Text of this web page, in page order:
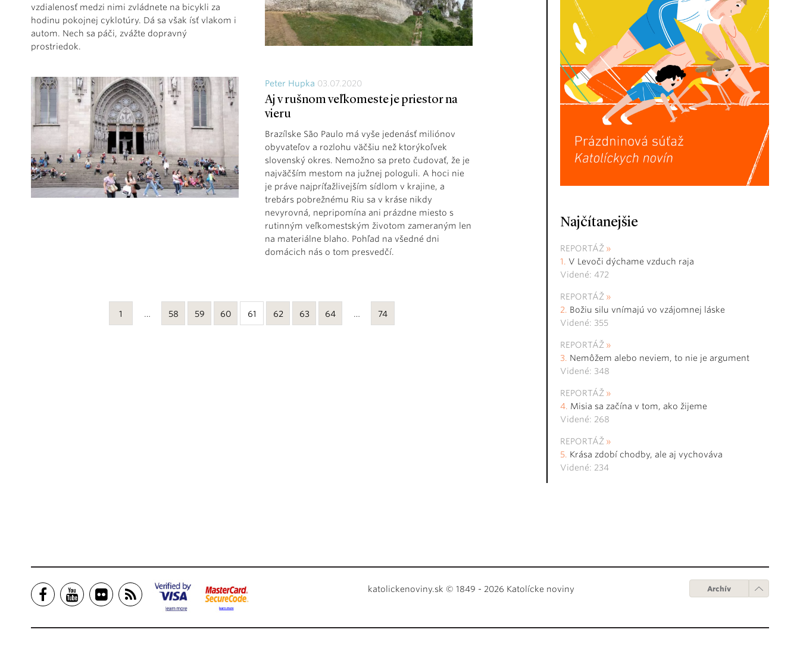
vzdialenosť medzi nimi zvládnete na bicykli za
hodinu pokojnej cyklotúry. Dá sa však ísť vlakom i
autom. Nech sa páči, zvážte dopravný
prostriedok.
Peter Hupka 03.07.2020
Aj v rušnom veľkomeste je priestor na
vieru
Brazílske São Paulo má vyše jedenásť miliónov
obyvateľov a rozlohu väčšiu než ktorýkoľvek
slovenský okres. Nemožno sa preto čudovať, že je
najväčším mestom na južnej pologuli. A hoci nie
je práve najpríťažlivejším sídlom v krajine, a
trebárs pobrežnému Riu sa v kráse nikdy
nevyrovná, nepripomína ani prázdne miesto s
rutinným veľkomestským životom zameraným len
na materiálne blaho. Pohľad na všedné dni
domácich nás o tom presvedčí.
1 … 58 59 60 61 62 63 64 … 74
Najčítanejšie
REPORTÁŽ
V Levoči dýchame vzduch raja
Videné: 472
REPORTÁŽ
Božiu silu vnímajú vo vzájomnej láske
Videné: 355
REPORTÁŽ
Nemôžem alebo neviem, to nie je argument
Videné: 348
REPORTÁŽ
Misia sa začína v tom, ako žijeme
Videné: 268
REPORTÁŽ
Krása zdobí chodby, ale aj vychováva
Videné: 234
katolickenoviny.sk © 1849 - 2026 Katolícke noviny Archív